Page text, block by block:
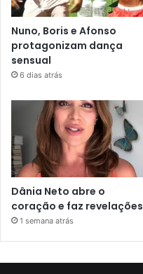
Nuno, Boris e Afonso
protagonizam dança
sensual
6 dias atrás
Dânia Neto abre o
coração e faz revelações
1 semana atrás